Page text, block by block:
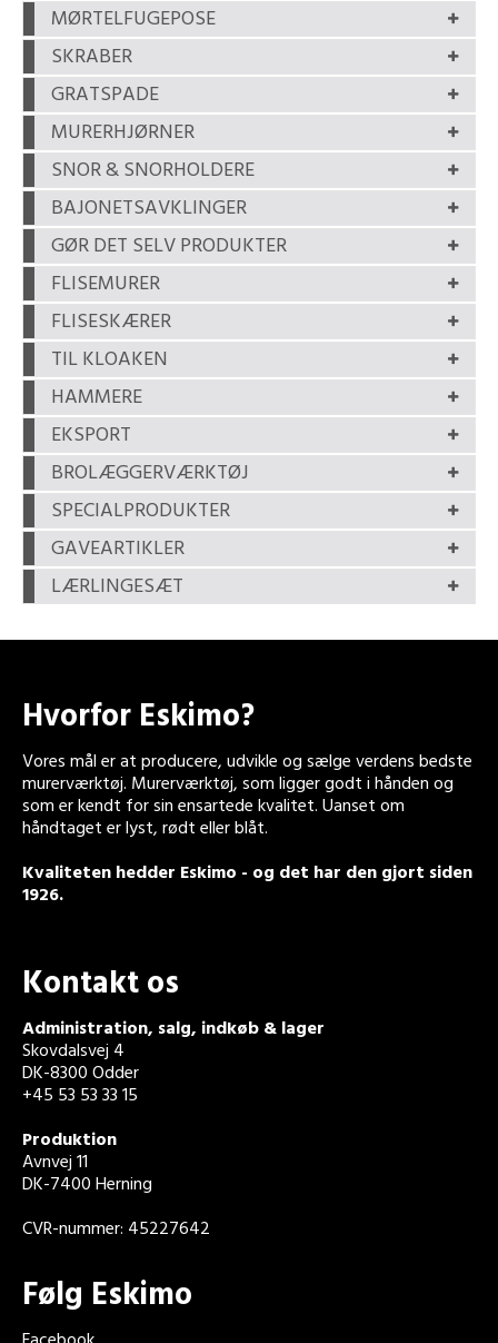
MØRTELFUGEPOSE
SKRABER
GRATSPADE
MURERHJØRNER
SNOR & SNORHOLDERE
BAJONETSAVKLINGER
GØR DET SELV PRODUKTER
FLISEMURER
FLISESKÆRER
TIL KLOAKEN
HAMMERE
EKSPORT
BROLÆGGERVÆRKTØJ
SPECIALPRODUKTER
GAVEARTIKLER
LÆRLINGESÆT
Hvorfor Eskimo?
Vores mål er at producere, udvikle og sælge verdens bedste
murerværktøj. Murerværktøj, som ligger godt i hånden og
som er kendt for sin ensartede kvalitet. Uanset om
håndtaget er lyst, rødt eller blåt.
Kvaliteten hedder Eskimo - og det har den gjort siden
1926.
Kontakt os
Administration, salg, indkøb & lager
Skovdalsvej 4
DK-8300 Odder
+45 53 53 33 15
Produktion
Avnvej 11
DK-7400 Herning
CVR-nummer: 45227642
Følg Eskimo